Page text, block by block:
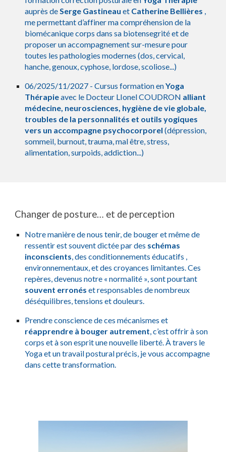
auprès deSerge Gastineau et Catherine Bellières ,
me permettant d’affiner ma compréhension de la
biomécanique corps dans sa biotensegrité et de
proposer un accompagnement sur-mesure pour
toutes les pathologies modernes (dos, cervical,
hanche, genoux, cyphose, lordose, scoliose...)
06/2025/11/2027 - Cursus formation enYoga
Thérapieavec le Docteur LIonel COUDRON alliant
médecine, neurosciences, hygiène de vie globale,
troubles de la personnalités et outils yogiques
vers un accompagne psychocorporel(dépression,
sommeil, burnout, trauma, mal être, stress,
alimentation, surpoids, addiction...)
Changer de posture… et de perception
Notre manière de nous tenir, de bouger et même de
ressentir est souvent dictée par des schémas
inconscients , des conditionnements éducatifs
environnementaux, et des croyances limitantes. Ces
repères, devenus notre « normalité », sont pourtant
souvent erronés et responsables de nombreux
déséquilibres, tensions et douleurs.
Prendre conscience de ces mécanismes et
réapprendre à bouger autrement , c’est offrir à son
corps et à son esprit une nouvelle liberté. À travers le
Yoga et un travail postural précis, je vous accompagne
dans cette transformation.